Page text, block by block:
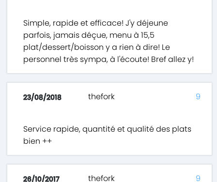
Simple, rapide et efficace! J'y déjeune
parfois, jamais déçue, menu à 15,5
plat/dessert/boisson y a rien à dire! Le
personnel très sympa, à l'écoute! Bref allez y!
23/08/2018 thefork
Service rapide, quantité et qualité des plats
bien ++
9
26/10/2017 thefork 9